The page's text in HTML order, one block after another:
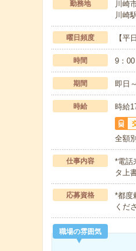
勤務地
川崎
川崎
曜日頻度 【平
時間 9：
期間 即日
時給 時給
全額
仕事内容
*電話
タ上
応募資格
*都度
くだ
職場の雰囲気